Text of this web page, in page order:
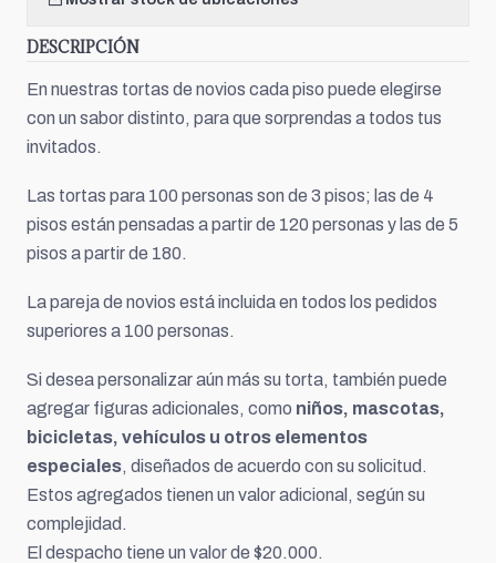
DESCRIPCIÓN
En nuestras tortas de novios cada piso puede elegirse
con un sabor distinto, para que sorprendas a todos tus
invitados.
Las tortas para 100 personas son de 3 pisos; las de 4
pisos están pensadas a partir de 120 personas y las de 5
pisos a partir de 180.
La pareja de novios está incluida en todos los pedidos
superiores a 100 personas.
Si desea personalizar aún más su torta, también puede
agregar figuras adicionales, como niños, mascotas,
bicicletas, vehículos u otros elementos
especiales, diseñados de acuerdo con su solicitud.
Estos agregados tienen un valor adicional, según su
complejidad.
El despacho tiene un valor de $20.000.